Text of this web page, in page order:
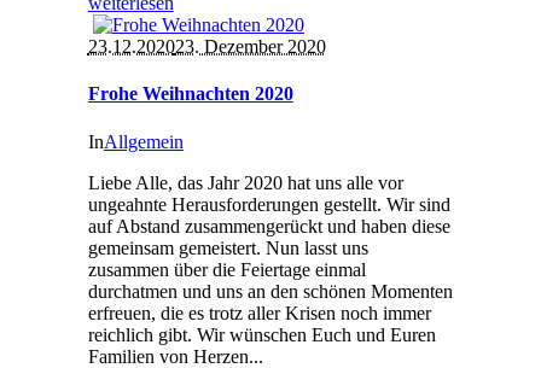
23.12.202023. Dezember 2020
Frohe Weihnachten 2020
InAllgemein
Liebe Alle, das Jahr 2020 hat uns alle vor
ungeahnte Herausforderungen gestellt. Wir sind
auf Abstand zusammengerückt und haben diese
gemeinsam gemeistert. Nun lasst uns
zusammen über die Feiertage einmal
durchatmen und uns an den schönen Momenten
erfreuen, die es trotz aller Krisen noch immer
reichlich gibt. Wir wünschen Euch und Euren
Familien von Herzen...